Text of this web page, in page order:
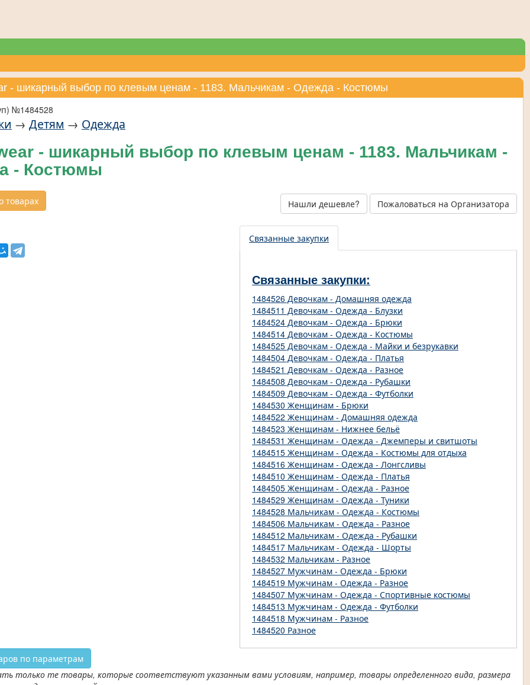
- шикарный выбор по клевым ценам - 1183. Мальчикам - Одежда - Костюмы
№1484528
→ Детям → Одежда
- шикарный выбор по клевым ценам - 1183. Мальчикам -
- Костюмы
Нашли дешевле? Пожаловаться на Организатора
Связанные закупки
Связанные закупки:
1484526 Девочкам - Домашняя одежда
1484511 Девочкам - Одежда - Блузки
1484524 Девочкам - Одежда - Брюки
1484514 Девочкам - Одежда - Костюмы
1484525 Девочкам - Одежда - Майки и безрукавки
1484504 Девочкам - Одежда - Платья
1484521 Девочкам - Одежда - Разное
1484508 Девочкам - Одежда - Рубашки
1484509 Девочкам - Одежда - Футболки
1484530 Женщинам - Брюки
1484522 Женщинам - Домашняя одежда
1484523 Женщинам - Нижнее бельё
1484531 Женщинам - Одежда - Джемперы и свитшоты
1484515 Женщинам - Одежда - Костюмы для отдыха
1484516 Женщинам - Одежда - Лонгсливы
1484510 Женщинам - Одежда - Платья
1484505 Женщинам - Одежда - Разное
1484529 Женщинам - Одежда - Туники
1484528 Мальчикам - Одежда - Костюмы
1484506 Мальчикам - Одежда - Разное
1484512 Мальчикам - Одежда - Рубашки
1484517 Мальчикам - Одежда - Шорты
1484532 Мальчикам - Разное
1484527 Мужчинам - Одежда - Брюки
1484519 Мужчинам - Одежда - Разное
1484507 Мужчинам - Одежда - Спортивные костюмы
1484513 Мужчинам - Одежда - Футболки
1484518 Мужчинам - Разное
1484520 Разное
по параметрам
только те товары, которые соответствуют указанным вами условиям, например, товары определенного вида, размера